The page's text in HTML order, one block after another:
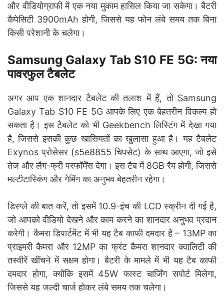
और वीडियोग्राफी में एक नया मुकाम हासिल किया जा सकेगा। बैटरी
कैपेसिटी 3900mAh होगी, जिससे यह फोन लंबे समय तक बिना
किसी परेशानी के चलेगा।
Samsung Galaxy Tab S10 FE 5G: नया
पावरफुल टैबलेट
अगर आप एक शानदार टैबलेट की तलाश में हैं, तो Samsung
Galaxy Tab S10 FE 5G आपके लिए एक बेहतरीन विकल्प हो
सकता है। इस टैबलेट को भी Geekbench लिस्टिंग में देखा गया
है, जिससे इसकी कुछ खासियतों का खुलासा हुआ है। यह टैबलेट
Exynos प्रोसेसर (s5e8855 चिपसेट) के साथ आएगा, जो इसे
तेज और लैग-फ्री परफॉर्मेंस देगा। इस टैब में 8GB रैम होगी, जिससे
मल्टीटास्किंग और गेमिंग का अनुभव बेहतरीन रहेगा।
डिस्प्ले की बात करें, तो इसमें 10.9-इंच की LCD स्क्रीन दी गई है,
जो आपको वीडियो देखने और काम करने का शानदार अनुभव प्रदान
करेगी। कैमरा डिपार्टमेंट में भी यह टैब काफी दमदार है – 13MP का
प्राइमरी कैमरा और 12MP का फ्रंट कैमरा शानदार क्वालिटी की
तस्वीरें खींचने में सक्षम होगा। बैटरी के मामले में भी यह टैब काफी
दमदार होगा, क्योंकि इसमें 45W फास्ट चार्जिंग सपोर्ट मिलेगा,
जिससे यह जल्दी चार्ज होकर लंबे समय तक चलेगा।